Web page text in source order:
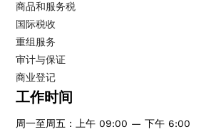
商品和服务税
国际税收
重组服务
审计与保证
商业登记
工作时间
周一至周五：上午 09:00 — 下午 6:00